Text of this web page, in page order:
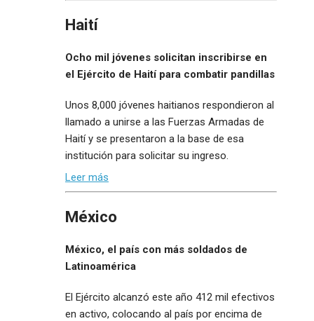
Haití
Ocho mil jóvenes solicitan inscribirse en
el Ejército de Haití para combatir pandillas
Unos 8,000 jóvenes haitianos respondieron al
llamado a unirse a las Fuerzas Armadas de
Haití y se presentaron a la base de esa
institución para solicitar su ingreso.
Leer más
México
México, el país con más soldados de
Latinoamérica
El Ejército alcanzó este año 412 mil efectivos
en activo, colocando al país por encima de